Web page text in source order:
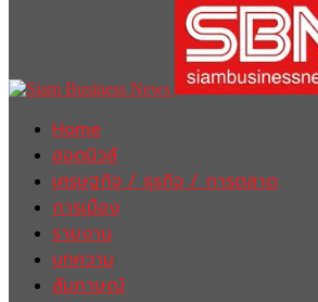
Home
ฮอตนิวส์
เศรษฐกิจ / ธุรกิจ / การตลาด
การเมือง
รายงาน
บทความ
สัมภาษณ์